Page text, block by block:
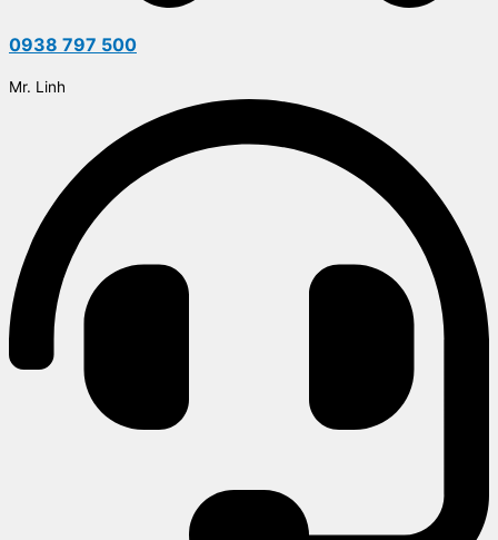
0938 797 500
Mr. Linh